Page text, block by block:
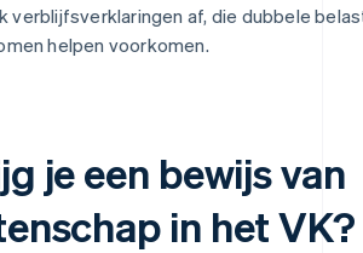
verblijfsverklaringen af, die dubbele
helpen voorkomen.
je een bewijs van
in het VK?